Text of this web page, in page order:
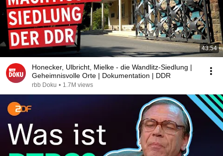
43:54
Honecker, Ulbricht, Mielke - die Wandlitz-Siedlung |
Geheimnisvolle Orte | Dokumentation | DDR
rbb Doku • 1.7M views